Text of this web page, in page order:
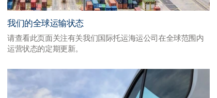
我们的全球运输状态
请查看此页面关注有关我们国际托运海运公司在全球范围内
运营状态的定期更新。